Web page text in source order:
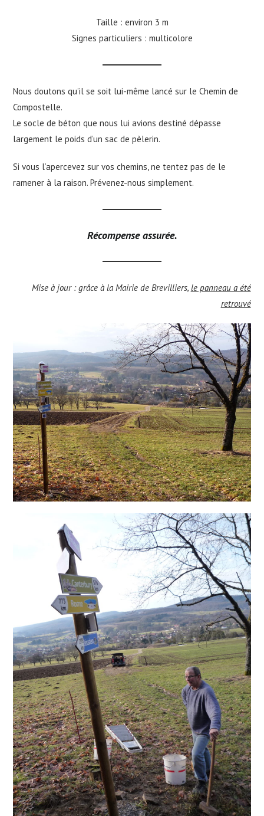
Taille : environ 3 m
Signes particuliers : multicolore
Nous doutons qu’il se soit lui-même lancé sur le Chemin de
Compostelle.
Le socle de béton que nous lui avions destiné dépasse
largement le poids d’un sac de pèlerin.
Si vous l’apercevez sur vos chemins, ne tentez pas de le
ramener à la raison. Prévenez-nous simplement.
Récompense assurée.
Mise à jour : grâce à la Mairie de Brevilliers, le panneau a été
retrouvé